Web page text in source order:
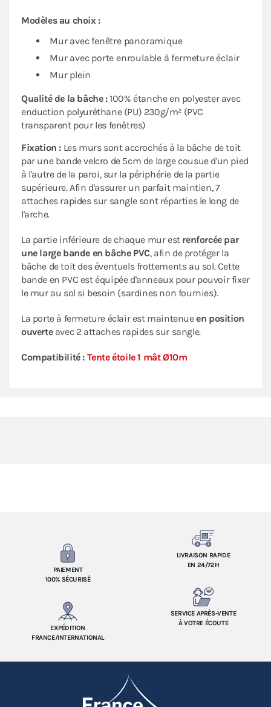
Modèles au choix :
Mur avec fenêtre panoramique
Mur avec porte enroulable à fermeture éclair
Mur plein
Qualité de la bâche :100% étanche en polyester avec
enduction polyuréthane (PU) 230g/m² (PVC
transparent pour les fenêtres)
Fixation : Les murs sont accrochés à la bâche de toit
par une bande velcro de 5cm de large cousue d'un pied
à l'autre de la paroi, sur la périphérie de la partie
supérieure. Afin d'assurer un parfait maintien, 7
attaches rapides sur sangle sont réparties le long de
l'arche.
La partie inférieure de chaque mur estrenforcée par
une large bande en bâche PVC, afin de protéger la
bâche de toit des éventuels frottements au sol. Cette
bande en PVC est équipée d'anneaux pour pouvoir fixer
le mur au sol si besoin (sardines non fournies).
La porte à fermeture éclair est maintenueen position
ouverteavec 2 attaches rapides sur sangle.
Compatibilité : Tente étoile 1 mât Ø10m
PAIEMENT
100% SÉCURISÉ
LIVRAISON RAPIDE
EN 24/72H
EXPÉDITION
FRANCE/INTERNATIONAL
SERVICE APRÈS-VENTE
À VOTRE ÉCOUTE